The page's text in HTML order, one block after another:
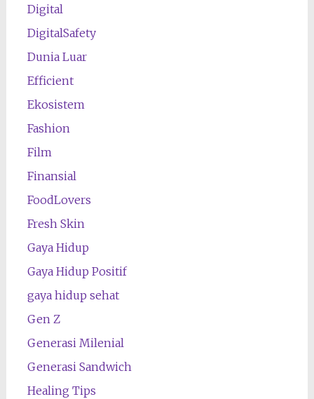
Digital
DigitalSafety
Dunia Luar
Efficient
Ekosistem
Fashion
Film
Finansial
FoodLovers
Fresh Skin
Gaya Hidup
Gaya Hidup Positif
gaya hidup sehat
Gen Z
Generasi Milenial
Generasi Sandwich
Healing Tips